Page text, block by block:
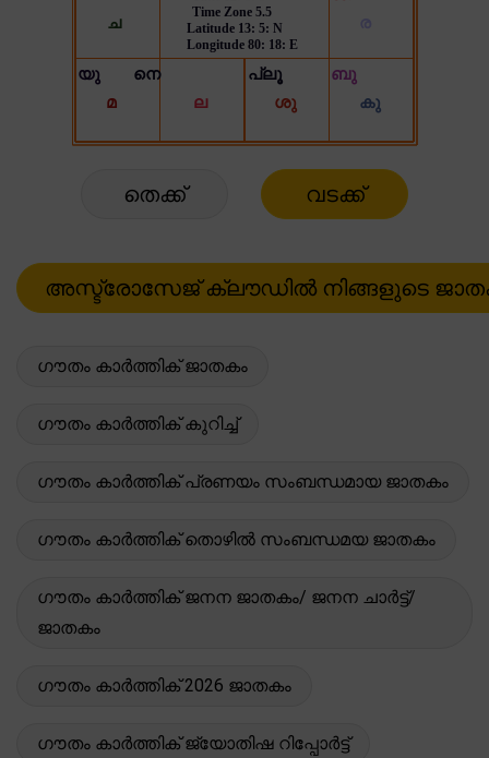
തെക്ക് വടക്ക്
ഗൗതം കാർത്തിക് ജാതകം
ഗൗതം കാർത്തിക് കുറിച്ച്
ഗൗതം കാർത്തിക് പ്രണയം സംബന്ധമായ ജാതകം
ഗൗതം കാർത്തിക് തൊഴിൽ സംബന്ധമയ ജാതകം
ഗൗതം കാർത്തിക് ജനന ജാതകം/ ജനന ചാർട്ട്/
ജാതകം
ഗൗതം കാർത്തിക് 2026 ജാതകം
ഗൗതം കാർത്തിക് ജ്യോതിഷ റിപ്പോർട്ട്